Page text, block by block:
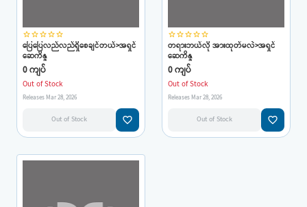
star_borderstar_borderstar_borderstar_borderstar_border
ပြေပြေလည်လည်ရှိစေချင်တယ်>အရှင်
ဆေကိန္ဒ
0 ကျပ်
Out of Stock
Releases Mar 28, 2026
Out of Stock favorite_border
star_borderstar_borderstar_borderstar_borderstar_border
တရားဘယ်လို အားထုတ်မလဲ>အရှင်
ဆေကိန္ဒ
0 ကျပ်
Out of Stock
Releases Mar 28, 2026
Out of Stock favorite_border